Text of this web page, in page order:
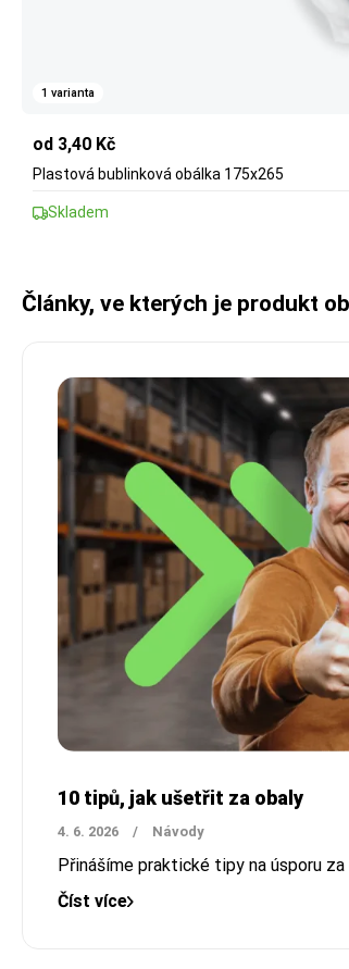
1 varianta
od 3,40 Kč
Plastová bublinková obálka 175x265
Skladem
Články, ve kterých je produkt
10 tipů, jak ušetřit za obaly
4. 6. 2026 / Návody
Přinášíme praktické tipy na úsporu
Číst více